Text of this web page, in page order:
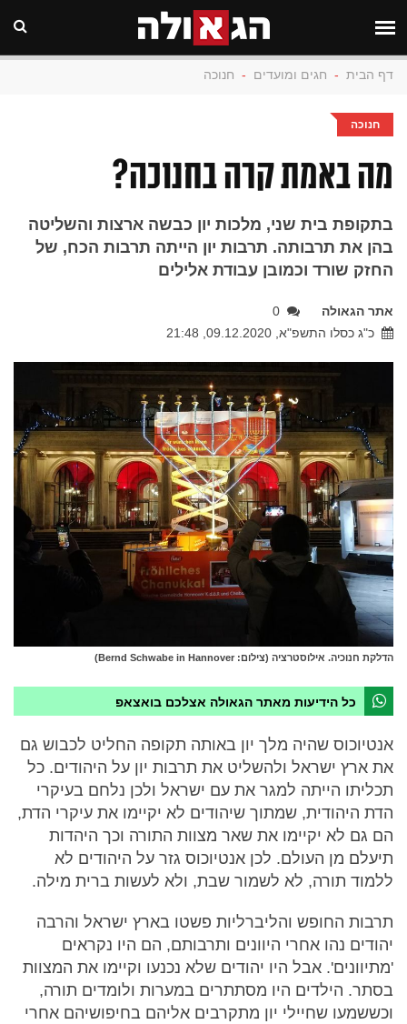
דף הבית - חגים ומועדים - חנוכה
חנוכה
מה באמת קרה בחנוכה?
בתקופת בית שני, מלכות יון כבשה ארצות והשליטה
בהן את תרבותה. תרבות יון הייתה תרבות הכח, של
החזק שורד וכמובן עבודת אלילים
אתר הגאולה
0
כ"ג כסלו התשפ"א, 09.12.2020, 21:48
הדלקת חנוכיה. אילוסטרציה (צילום: Bernd Schwabe in Hannover)
כל הידיעות מאתר הגאולה אצלכם בואצאפ
אנטיוכוס שהיה מלך יון באותה תקופה החליט לכבוש גם
את ארץ ישראל ולהשליט את תרבות יון על היהודים. כל
תכליתו הייתה למגר את עם ישראל ולכן נלחם בעיקרי
הדת היהודית, שמתוך שיהודים לא יקיימו את עיקרי הדת,
הם גם לא יקיימו את שאר מצוות התורה וכך היהדות
תיעלם מן העולם. לכן אנטיוכוס גזר על היהודים לא
ללמוד תורה, לא לשמור שבת, ולא לעשות ברית מילה.
תרבות החופש והליברליות פשטו בארץ ישראל והרבה
יהודים נהו אחרי היוונים ותרבותם, הם היו נקראים
'מתיוונים'. אבל היו יהודים שלא נכנעו וקיימו את המצוות
בסתר. הילדים היו מסתתרים במערות ולומדים תורה,
וכששמעו שחיילי יון מתקרבים אליהם בחיפושיהם אחרי